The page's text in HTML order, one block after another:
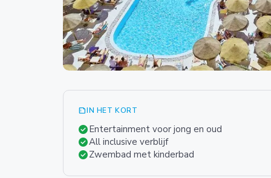
summarizeIN HET KORT
check_circleEntertainment voor jong en oud
check_circleAll inclusive verblijf
check_circleZwembad met kinderbad